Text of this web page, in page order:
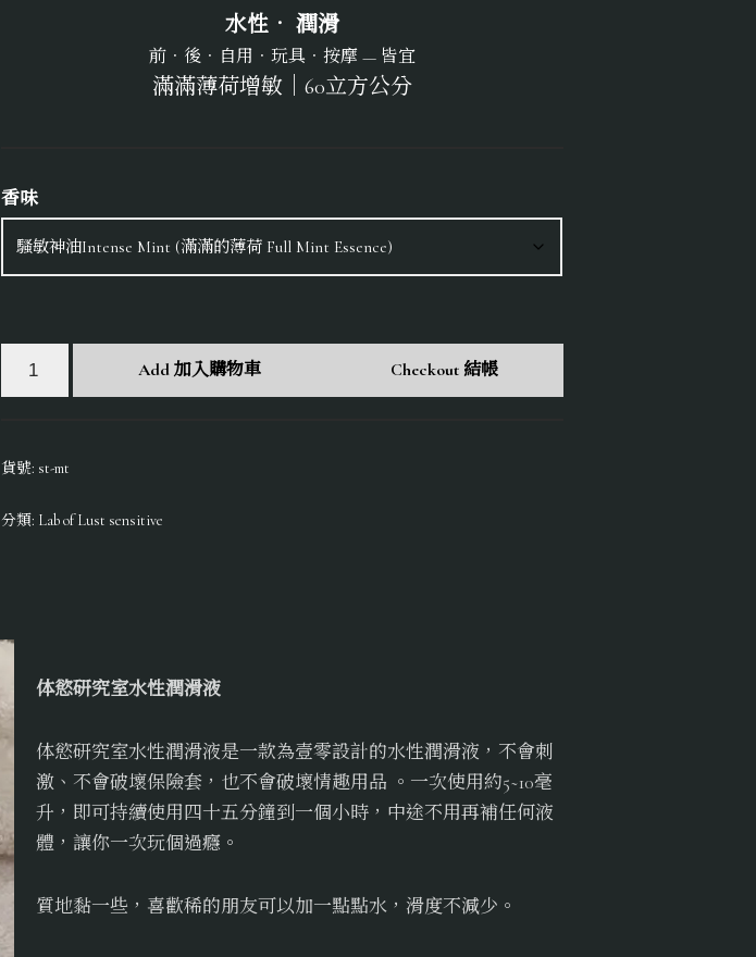
水性． 潤滑
前．後．自用．玩具．按摩 — 皆宜
滿滿薄荷增敏｜60立方公分
香味
Add 加入購物車 Checkout 結帳
貨號: st-mt
分類: Lab of Lust sensitive
体慾研究室水性潤滑液
体慾研究室水性潤滑液是一款為壹零設計的水性潤滑液，不會刺
激、不會破壞保險套，也不會破壞情趣用品 。一次使用約5~10毫
升，即可持續使用四十五分鐘到一個小時，中途不用再補任何液
體，讓你一次玩個過癮。
質地黏一些，喜歡稀的朋友可以加一點點水，滑度不減少。